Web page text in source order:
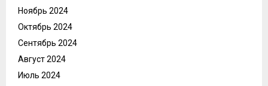
Ноябрь 2024
Октябрь 2024
Сентябрь 2024
Август 2024
Июль 2024